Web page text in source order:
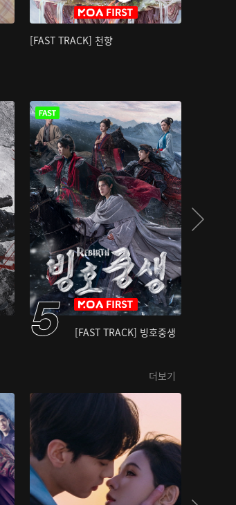
[FAST TRACK] 천향
[FAST TRACK] 빙호중생
더보기